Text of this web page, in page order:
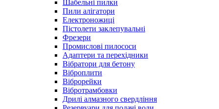
Шабельні пилки
Пили алігатори
Електроножиці
Пістолети заклепувальні
Фрезери
Промислові пилососи
Адаптери та перехідники
Вібратори для бетону
Віброплити
Віброрейки
Вібротрамбовки
Дрилі алмазного свердління